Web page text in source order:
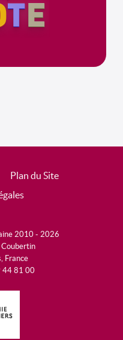
Plan du Site
2010 - 2026
France
44 81 00